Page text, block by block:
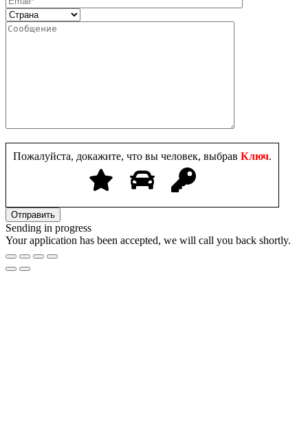
Пожалуйста, докажите, что вы человек, выбрав Ключ.
Sending in progress
Your application has been accepted, we will call you back shortly.